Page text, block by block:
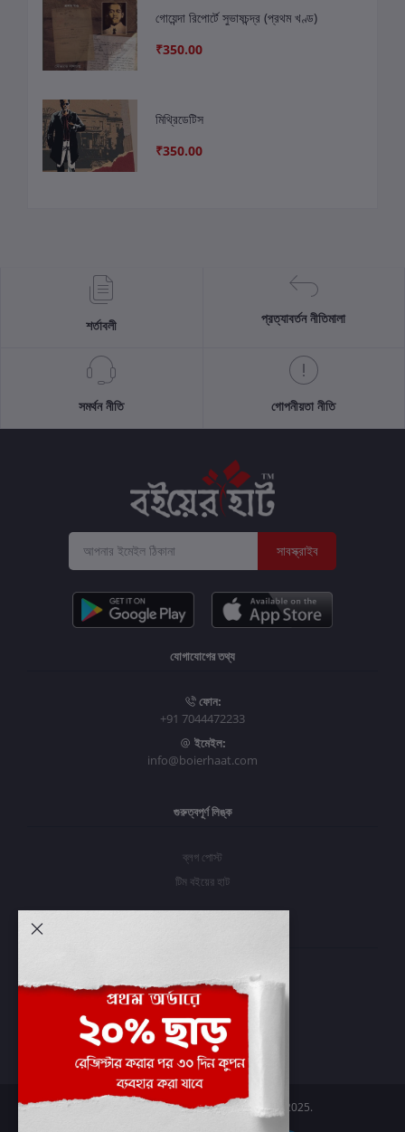
গোয়েন্দা রিপোর্টে সুভাষচন্দ্র (প্রথম খণ্ড)
₹350.00
মিথ্রিডেটিস
₹350.00
শর্তাবলী প্রত্যাবর্তন নীতিমালা
সমর্থন নীতি গোপনীয়তা নীতি
সাবস্ক্রাইব
যোগাযোগের তথ্য
ফোন:
+91 7044472233
ইমেইল:
info@boierhaat.com
গুরুত্বপূর্ণ লিঙ্ক
ব্লগ পোস্ট
টিম বইয়ের হাট
প্রবেশ করুন
অর্ডার ইতিহাস
আমার ইচ্ছাগুলি
অর্ডার ট্র্যাকিং
Boier Haat™ | © All rights reserved 2025.